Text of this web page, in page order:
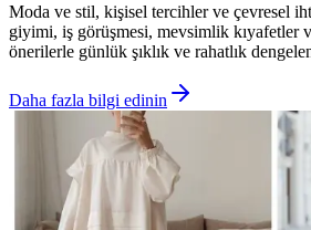
Moda ve stil, kişisel tercihler ve çevresel
giyimi, iş görüşmesi, mevsimlik kıyafetler
önerilerle günlük şıklık ve rahatlık
Daha fazla bilgi edinin